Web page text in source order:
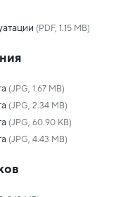
(PDF, 1.15 MB)
(JPG, 1.67 MB)
(JPG, 2.34 MB)
(JPG, 60.90 KB)
(JPG, 4.43 MB)